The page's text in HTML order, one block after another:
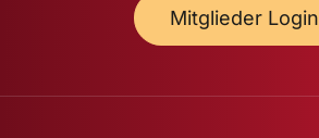
Mitglieder Login